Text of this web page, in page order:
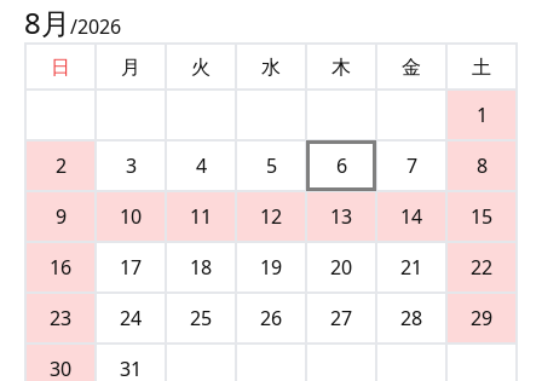
8月 /2026
日
月 火 水 木 金
土
1
2
3 4 5 6 7
8
9
10 11 12 13 14
15
16
17 18 19 20 21
22
23
24 25 26 27 28
29
30
31